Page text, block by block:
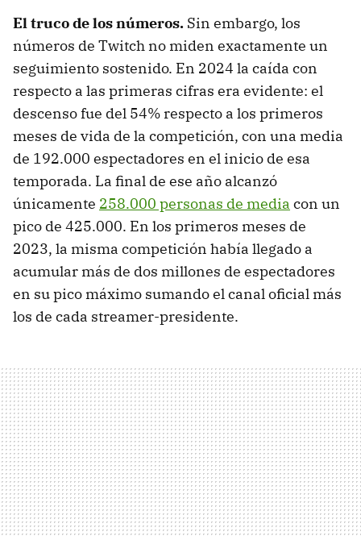
El truco de los números. Sin embargo, los
números de Twitch no miden exactamente un
seguimiento sostenido. En 2024 la caída con
respecto a las primeras cifras era evidente: el
descenso fue del 54% respecto a los primeros
meses de vida de la competición, con una media
de 192.000 espectadores en el inicio de esa
temporada. La final de ese año alcanzó
únicamente 258.000 personas de media con un
pico de 425.000. En los primeros meses de
2023, la misma competición había llegado a
acumular más de dos millones de espectadores
en su pico máximo sumando el canal oficial más
los de cada streamer-presidente.